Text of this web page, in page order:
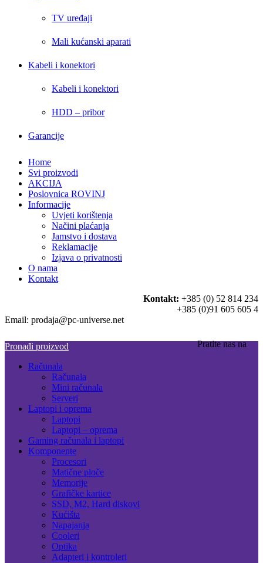
TV uređaji
Mali kućanski aparati
Kabeli i konektori
Kabeli i konektori
HDD – pribor
Garancije
Home
Svi proizvodi
AKCIJA
Poslovnica ROVINJ
Informacije
Uvjeti korištenja
Načini plaćanja
Jamstvo i dostava
Reklamacije
Izjava o privatnosti
O nama
Kontakt
Kontakt: +385 (0) 52 814 234
+385 (0)91 605 605 4
Email: prodaja@pc-universe.net
Pratite nas na
Pronađi proizvod
Računala
Računala
Mini računala
Serveri
Laptopi i oprema
Laptopi
Laptopi – oprema
Gaming računala i laptopi
Komponente
Procesori
Matične ploče
Memorije
Grafičke kartice
SSD, M2, Hard diskovi
Kućišta
Napajanja
Cooleri
Optika
Adapteri i kontroleri